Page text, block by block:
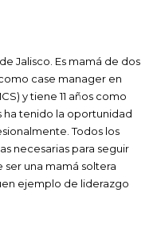
Jalisco. Es mamá de dos
case manager en
y tiene 11 años como
ha tenido la oportunidad
Todos los
necesarias para seguir
una mamá soltera
ejemplo de liderazgo